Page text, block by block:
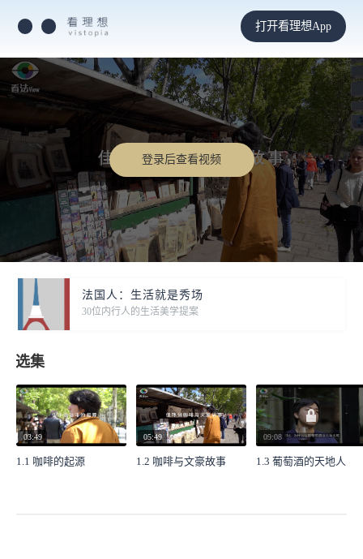
打开看理想App
登录后查看视频
法国人：生活就是秀场
30位内行人的生活美学提案
选集
03:49
1.1 咖啡的起源
05:49
1.2 咖啡与文豪故事
09:08
1.3 葡萄酒的天地人